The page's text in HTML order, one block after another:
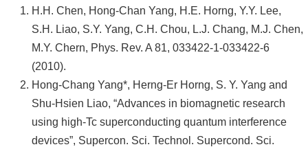
頁
導
H.H. Chen, Hong-Chan Yang, H.E. Horng, Y.Y. Lee,
S.H. Liao, S.Y. Yang, C.H. Chou, L.J. Chang, M.J. Chen,
M.Y. Chern, Phys. Rev. A 81, 033422-1-033422-6
(2010).
Hong-Chang Yang*, Herng-Er Horng, S. Y. Yang and
Shu-Hsien Liao, “Advances in biomagnetic research
using high-Tc superconducting quantum interference
devices”, Supercon. Sci. Technol. Supercond. Sci.